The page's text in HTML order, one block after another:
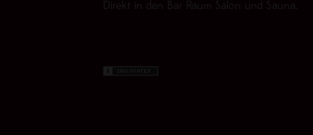
Direkt in den Bar Raum Salon und Sauna.